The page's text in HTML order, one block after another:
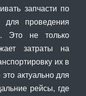
запчасти по
для проведения
Это не только
затраты на
их в
актуально для
рейсы, где